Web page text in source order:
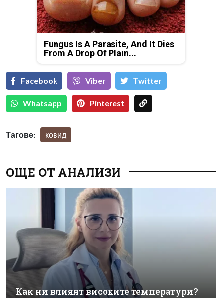
Fungus Is A Parasite, And It Dies
From A Drop Of Plain...
Facebook Viber Тwitter
Whatsapp Pinterest
Тагове: ковид
ОЩЕ ОТ АНАЛИЗИ
Как ни влияят високите температури?